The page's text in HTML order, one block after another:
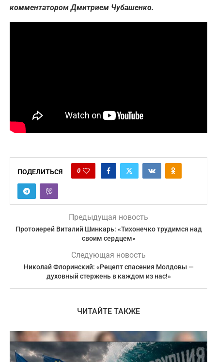
комментатором Дмитрием Чубашенко.
ПОДЕЛИТЬСЯ 0
Предыдущая новость
Протоиерей Виталий Шинкарь: «Тихонечко трудимся над
своим сердцем»
Следующая новость
Николай Флоринский: «Рецепт спасения Молдовы —
духовный стержень в каждом из нас!»
ЧИТАЙТЕ ТАКЖЕ